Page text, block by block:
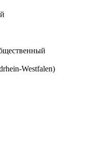
Westfalen)